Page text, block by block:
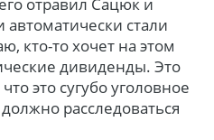
стали
кто-то хочет на этом
дивиденды. Это
это сугубо уголовное
расследоваться